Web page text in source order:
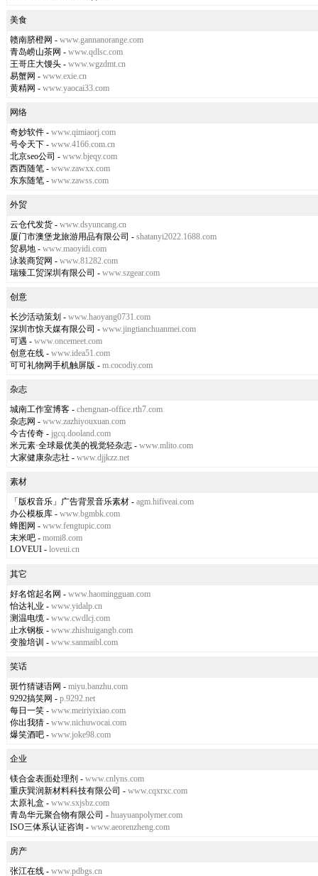
美食
赣南脐橙网 - www.gannanorange.com
青岛崂山茶网 - www.qdlsc.com
王哥庄大馒头 - www.wgzdmt.cn
易蟹网 - www.exie.cn
黄精网 - www.yaocai33.com
网络
奇妙软件 - www.qimiaorj.com
号令天下 - www.4166.com.cn
北京seo公司 - www.bjeqy.com
西西随笔 - www.zawxx.com
东东随笔 - www.zawss.com
外贸
云仓代发货 - www.dsyuncang.cn
厦门市澳堡龙旅游用品有限公司 - shatanyi2022.1688.com
贸易地 - www.maoyidi.com
泳装商贸网 - www.81282.com
瑞臻工贸深圳有限公司 - www.szgear.com
创意
长沙活动策划 - www.haoyang0731.com
深圳市惊天媒有限公司 - www.jingtianchuanmei.com
可遇 - www.oncemeet.com
创意在线 - www.idea51.com
可可礼物网手机触屏版 - m.cocodiy.com
杂志
城南工作室博客 - chengnan-office.rth7.com
杂志网 - www.zazhiyouxuan.com
今古传奇 - jgcq.dooland.com
米元素·全球最优美的视觉轻杂志 - www.mlito.com
大家健康杂志社 - www.djjkzz.net
素材
「版权音乐」广告背景音乐素材 - agm.hifiveai.com
办公模板库 - www.bgmbk.com
蜂图网 - www.fengtupic.com
末米吧 - momi8.com
LOVEUI - loveui.cn
其它
好名馆起名网 - www.haomingguan.com
怡达礼业 - www.yidalp.cn
测温电缆 - www.cwdlcj.com
止水钢板 - www.zhishuigangb.com
变脸培训 - www.sanmaibl.com
笑话
斑竹猜谜语网 - miyu.banzhu.com
9292搞笑网 - p.9292.net
每日一笑 - www.meiriyixiao.com
你出我猜 - www.nichuwocai.com
爆笑酒吧 - www.joke98.com
企业
镁合金表面处理剂 - www.cnlyns.com
重庆巽润新材料科技有限公司 - www.cqxrxc.com
太原礼盒 - www.sxjsbz.com
青岛华元聚合物有限公司 - huayuanpolymer.com
ISO三体系认证咨询 - www.aeorenzheng.com
房产
张江在线 - www.pdbgs.cn